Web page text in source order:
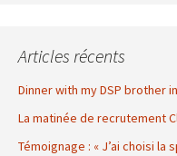
Articles récents
Dinner with my DSP brother
La matinée de recrutement
Témoignage : « J’ai choisi la